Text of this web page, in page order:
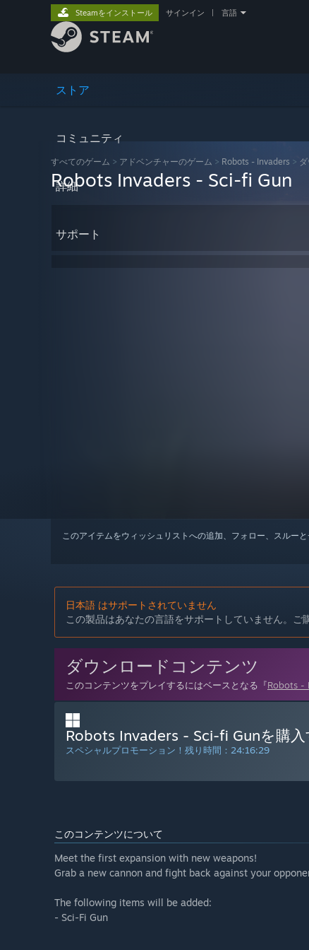
ストア
コミュニティ
詳細
サポート
Steamをインストール サインイン 言語
すべてのゲーム > アドベンチャーのゲーム > Robots - Invaders >
Robots Invaders - Sci-fi Gun
このアイテムをウィッシュリストへの追加、フォロー、スルーと
日本語 はサポートされていません
この製品はあなたの言語をサポートしていません。ご
ダウンロードコンテンツ
このコンテンツをプレイするにはベースとなる『Robots -
Robots Invaders - Sci-fi Gunを購入
スペシャルプロモーション！残り時間： 24:16:28
このコンテンツについて
Meet the first expansion with new weapons!
Grab a new cannon and fight back against your
The following items will be added:
- Sci-Fi Gun